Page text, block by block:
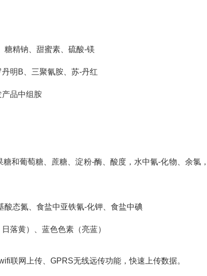
糖精钠、甜蜜素、硫酸-镁
明B、三聚氰胺、苏-丹红
品中组胺
和葡萄糖、蔗糖、淀粉-酶、酸度，水中氰-化物、余氯
态氮、食盐中亚铁氰-化钾、食盐中碘
落黄）、蓝色色素（亮蓝）
联网上传、GPRS无线远传功能，快速上传数据。